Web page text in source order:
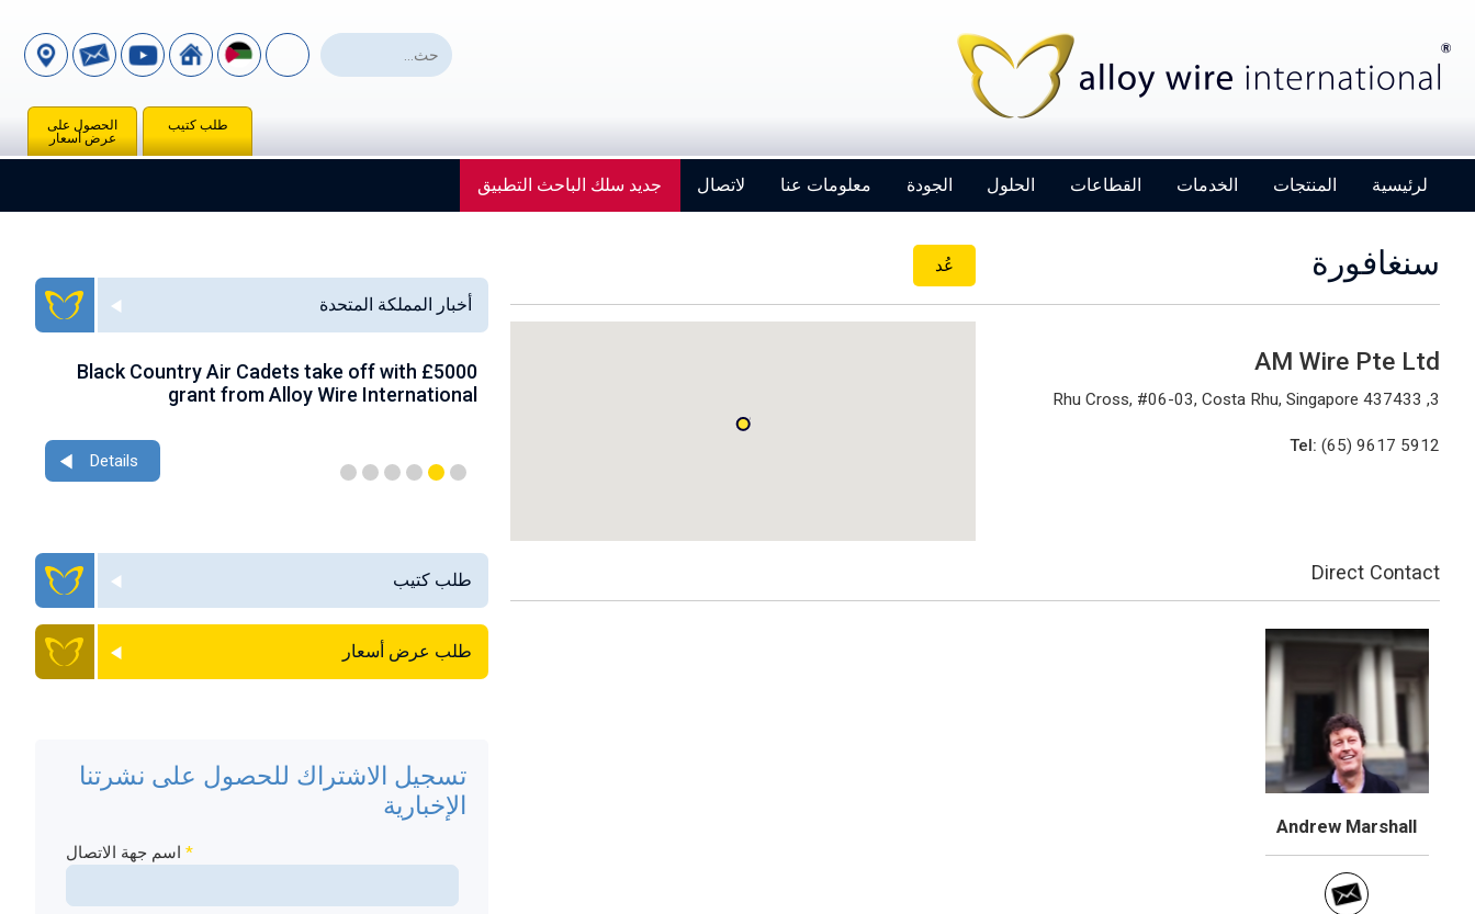
الحصول على
عرض أسعار
طلب كتيب
لرئيسية المنتجات الخدمات القطاعات الحلول الجودة معلومات عنا لاتصال جديد سلك الباحث التطبيق
سنغافورة عُد
AM Wire Pte Ltd
3, Rhu Cross, #06-03, Costa Rhu, Singapore 437433
Tel: (65) 9617 5912
Direct Contact
Andrew Marshall
أخبار المملكة المتحدة
Alloy Wire International to toast its 80th
birthday at Wire 2026
Black Country Air Cadets take off with £5000
grant from Alloy Wire International
Details
طلب كتيب
طلب عرض أسعار
تسجيل الاشتراك للحصول على نشرتنا
الإخبارية
*